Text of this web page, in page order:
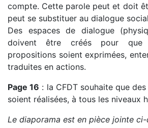
compte. Cette parole peut et doit
peut se substituer au dialogue
Des espaces de dialogue
doivent être créés pour
propositions soient exprimées,
traduites en actions.
Page 16 : la CFDT souhaite que
soient réalisées, à tous les niveaux
Le diaporama est en pièce jointe